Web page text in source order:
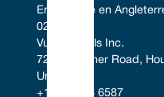
Enregistrée en
02422728
Vulcan Seals Inc.
7221 Gessner Road,
Unis
+1 346 856 6587